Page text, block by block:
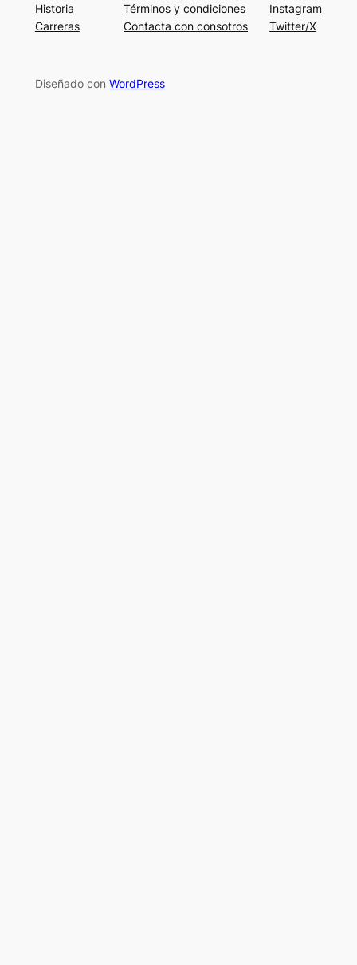
Historia
Carreras
Términos y condiciones
Contacta con consotros
Instagram
Twitter/X
Diseñado con WordPress